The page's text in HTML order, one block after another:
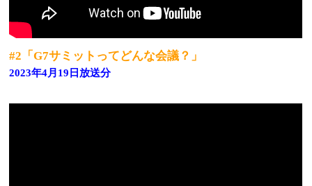
#2「G7サミットってどんな会議？」
2023年4月19日放送分